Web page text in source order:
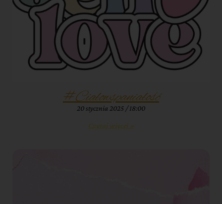
#Ciałowspaniałość
20 stycznia 2025 18:00
Czytaj więcej »